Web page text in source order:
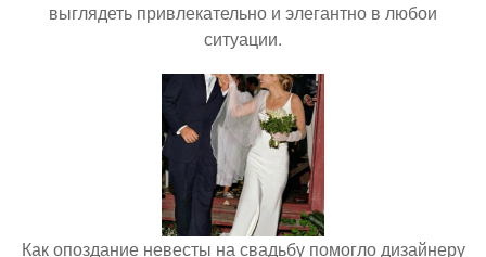
выглядеть привлекательно и элегантно в любои
ситуации.
Как опоздание невесты на свадьбу помогло дизайнеру